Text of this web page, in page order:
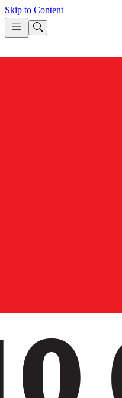
Skip to Content